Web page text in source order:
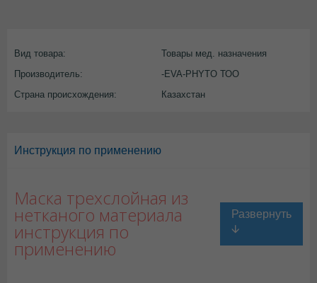
Вид товара:
Товары мед. назначения
Производитель:
-EVA-PHYTO ТОО
Страна происхождения:
Казахстан
Инструкция по применению
Маска трехслойная из
нетканого материала
инструкция по
применению